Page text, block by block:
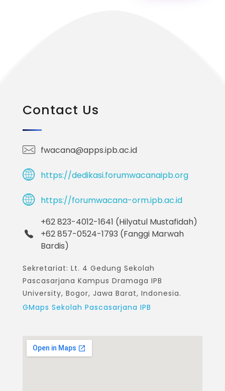
Contact Us
fwacana@apps.ipb.ac.id
https://dedikasi.forumwacanaipb.org
https://forumwacana-orm.ipb.ac.id
+62 823-4012-1641 (Hilyatul Mustafidah)
+62 857-0524-1793 (Fanggi Marwah
Bardis)
Sekretariat: Lt. 4 Gedung Sekolah
Pascasarjana Kampus Dramaga IPB
University, Bogor, Jawa Barat, Indonesia.
GMaps Sekolah Pascasarjana IPB